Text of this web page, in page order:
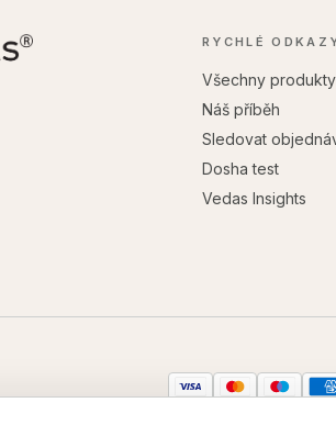
RYCHLÉ
Všechny produkty
Náš příběh
Sledovat
Dosha test
Vedas Insights